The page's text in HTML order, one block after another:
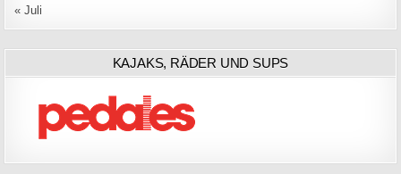
« Juli
KAJAKS, RÄDER UND SUPS